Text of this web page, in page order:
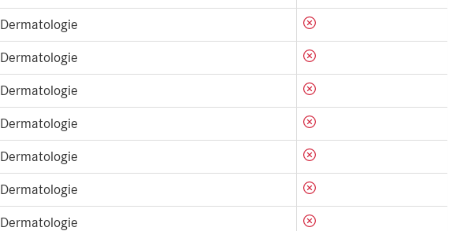
Dermatologie
Dermatologie
Dermatologie
Dermatologie
Dermatologie
Dermatologie
Dermatologie